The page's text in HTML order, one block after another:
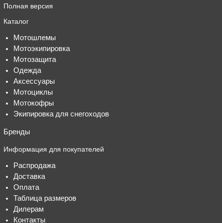
Полная версия
Каталог
Мотошлемы
Мотоэкипировка
Мотозащита
Одежда
Аксессуары
Мотоциклы
Мотокофры
Экипировка для снегоходов
Бренды
Информация для покупателей
Распродажа
Доставка
Оплата
Таблица размеров
Дилерам
Контакты